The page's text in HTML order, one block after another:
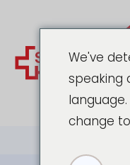
We've
speaking
change